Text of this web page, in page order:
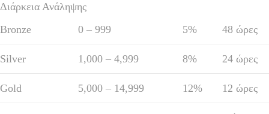
Διάρκεια Ανάληψης
Bronze
0 – 999 5% 48 ώρες
Silver 1,000 – 4,999 8% 24 ώρες
Gold 5,000 – 14,999 12% 12 ώρες